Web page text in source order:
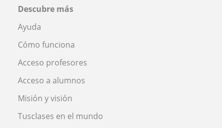
Descubre más
Ayuda
Cómo funciona
Acceso profesores
Acceso a alumnos
Misión y visión
Tusclases en el mundo